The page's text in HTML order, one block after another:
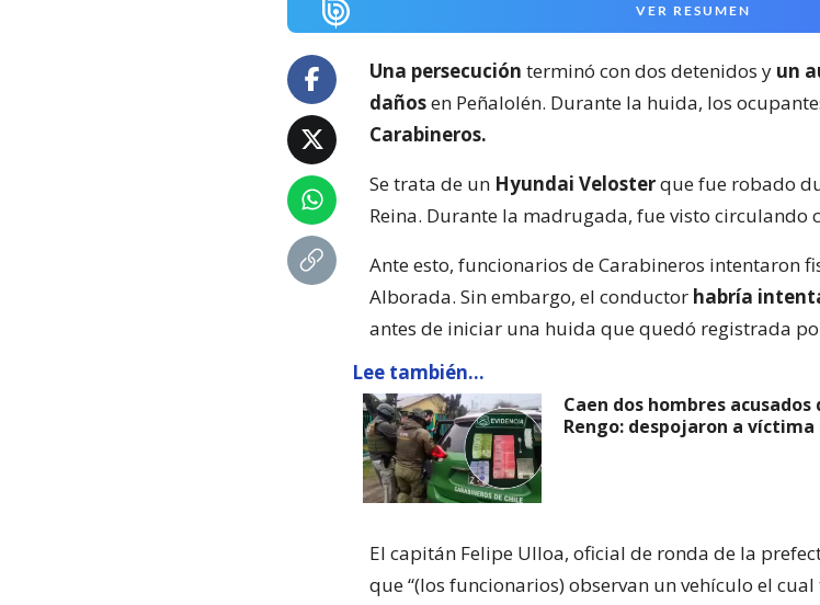
VER RESUMEN
Una persecución terminó con dos detenidos y un
dañosen Peñalolén. Durante la huida, los
Carabineros.
Se trata de un Hyundai Velosterque fue robado
Reina. Durante la madrugada, fue visto circulando
Ante esto, funcionarios de Carabineros intentaron
Alborada. Sin embargo, el conductor habría
antes de iniciar una huida que quedó registrada
Lee también...
Caen dos hombres
Rengo: despojaron a
El capitán Felipe Ulloa, oficial de ronda de la
que “(los funcionarios) observan un vehículo el